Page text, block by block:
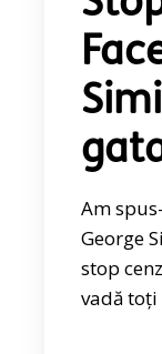
Am
George
stop
vadă